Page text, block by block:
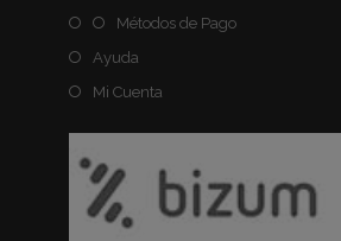
Métodos de Pago
Ayuda
Mi Cuenta